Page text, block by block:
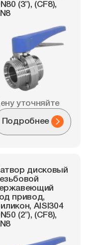
(3″), (CF8),
уточняйте
Подробнее
дисковый
привод,
AISI304
(2″), (CF8),